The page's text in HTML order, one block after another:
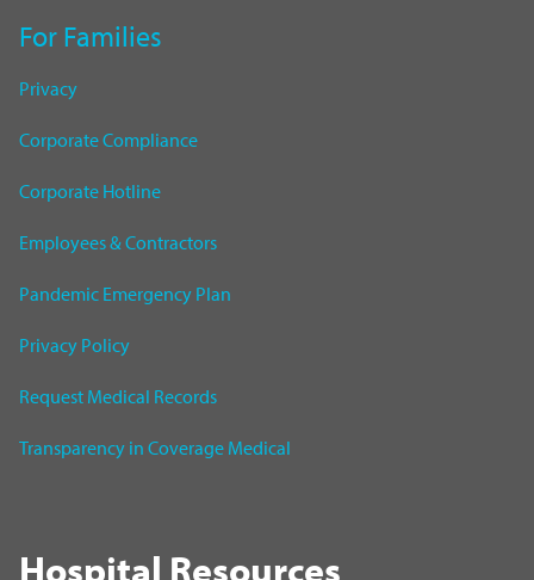
For Families
Privacy
Corporate Compliance
Corporate Hotline
Employees & Contractors
Pandemic Emergency Plan
Privacy Policy
Request Medical Records
Transparency in Coverage Medical
Hospital Resources